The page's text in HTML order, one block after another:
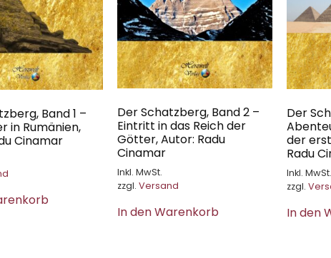
Band 1 –
in Rumänien,
Cinamar
Der Schatzberg, Band 2 –
Eintritt in das Reich der
Götter, Autor: Radu
Cinamar
Inkl. MwSt.
zzgl. Versand
In den Warenkorb
Der
der
Radu
Inkl. MwSt.
zzgl.
In den